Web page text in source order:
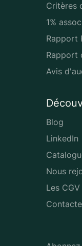
Critères
1%
Rapport
Rapport
Avis
Blog
LinkedIn
Nous
Les CGV